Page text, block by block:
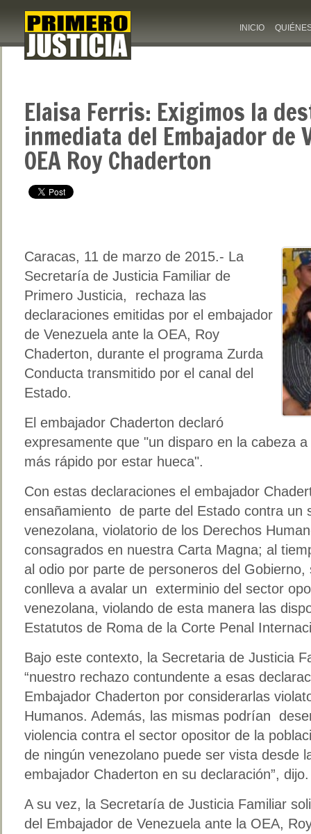
INICIO
Elaisa Ferris: Exigimos la
inmediata del Embajador de
OEA Roy Chaderton
Caracas, 11 de marzo de 2015.- La
Secretaría de Justicia Familiar de
Primero Justicia, rechaza las
declaraciones emitidas por el embajador
de Venezuela ante la OEA, Roy
Chaderton, durante el programa Zurda
Conducta transmitido por el canal del
Estado.
El embajador Chaderton declaró
expresamente que "un disparo en la cabeza
más rápido por estar hueca".
Con estas declaraciones el embajador
ensañamiento de parte del Estado contra un
venezolana, violatorio de los Derechos
consagrados en nuestra Carta Magna; al
al odio por parte de personeros del
conlleva a avalar un exterminio del sector
venezolana, violando de esta manera las
Estatutos de Roma de la Corte Penal
Bajo este contexto, la Secretaria de Justicia
“nuestro rechazo contundente a esas
Embajador Chaderton por considerarlas
Humanos. Además, las mismas podrían
violencia contra el sector opositor de la
de ningún venezolano puede ser vista desde
embajador Chaderton en su declaración”, dijo.
A su vez, la Secretaría de Justicia Familiar
del Embajador de Venezuela ante la OEA,